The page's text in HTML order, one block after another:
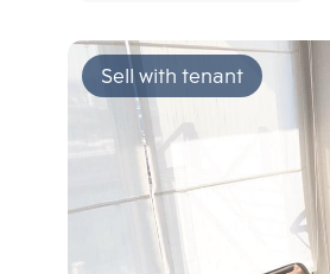
Sell with tenant
Add comparative
Number 1